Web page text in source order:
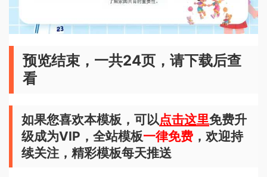
预览结束，一共24页，请下载后查
看
如果您喜欢本模板，可以点击这里免费升
级成为VIP，全站模板一律免费 ，欢迎持
续关注，精彩模板每天推送